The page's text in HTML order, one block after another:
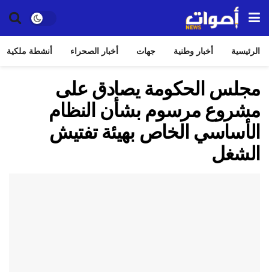
الرئيسية أخبار وطنية جهات أخبار الصحراء أنشطة ملكية
مجلس الحكومة يصادق على
مشروع مرسوم بشأن النظام
الأساسي الخاص بهيئة تفتيش
الشغل